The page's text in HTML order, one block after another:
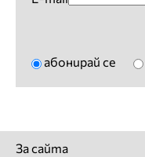
абонирай се
За сайта